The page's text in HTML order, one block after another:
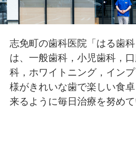
志免町の歯科医院「はる歯
は、一般歯科，小児歯科，
科，ホワイトニング，イン
様がきれいな歯で楽しい食
来るように毎日治療を努めて